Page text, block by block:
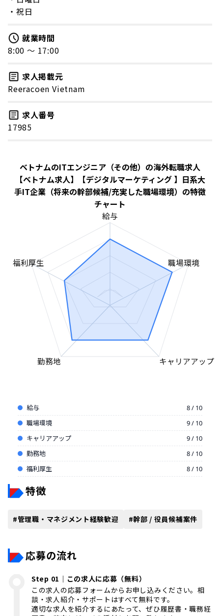
・祝日
就業時間
8:00 〜 17:00
求人掲載元
Reeracoen Vietnam
求人番号
17985
ベトナムのITエンジニア（その他）の海外転職求人
【ベトナム求人】【デジタルマーケティング 】日系大
手IT企業（将来の幹部候補/充実した職場環境）の特徴
チャート
給与
職場環境
キャリアアップ
勤務地
福利厚生
給与
8 / 10
職場環境
9 / 10
キャリアアップ
9 / 10
勤務地
8 / 10
福利厚生
8 / 10
特徴
#管理職・マネジメント経験歓迎 #幹部 / 役員候補案件
応募の流れ
Step 01｜この求人に応募（無料）
この求人の応募フォームからお申し込みください。相
談・求人紹介・サポートはすべて無料です。
適切な求人を紹介するにあたって、ぜひ履歴書・職務経